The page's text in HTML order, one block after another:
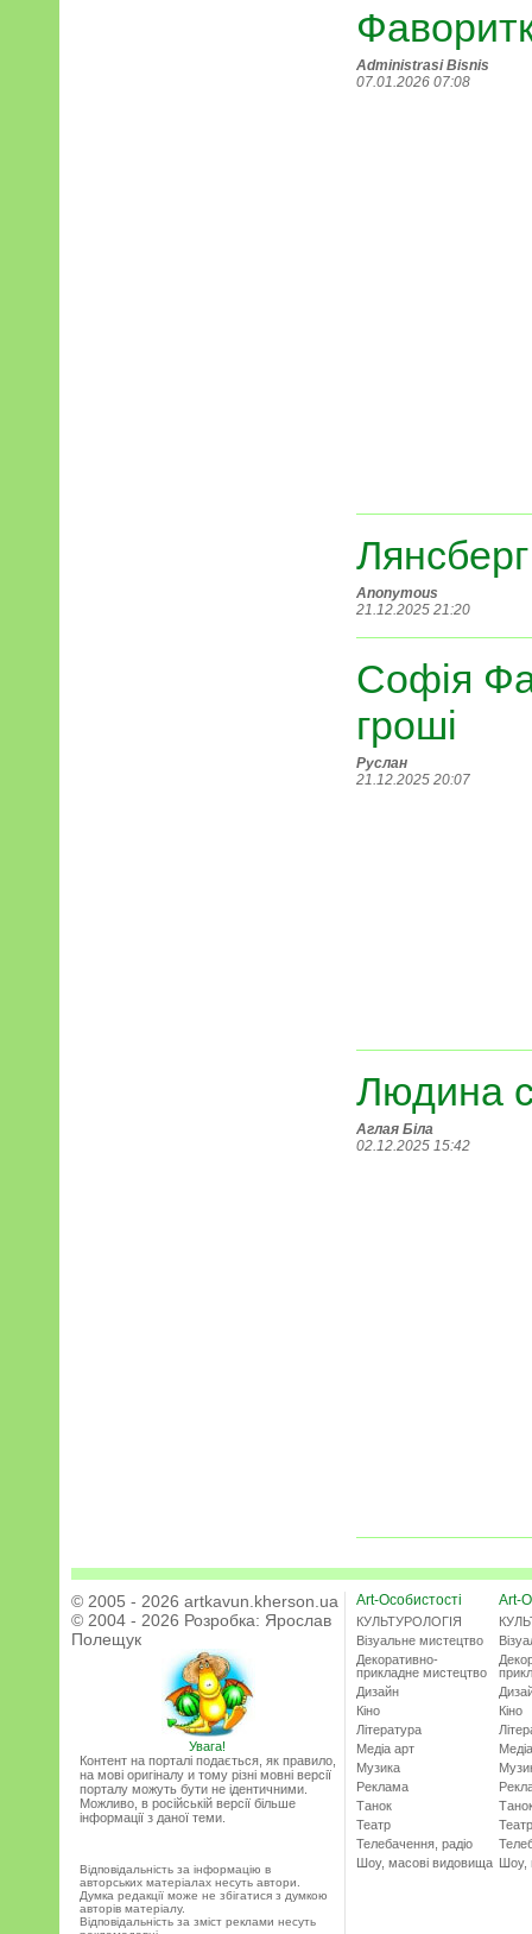
Administrasi Bisnis
07.01.2026 07:08
Anonymous
21.12.2025 21:20
Софія
гроші
Руслан
21.12.2025 20:07
Людина
Аглая Біла
02.12.2025 15:42
© 2005 - 2026 artkavun.kherson.ua
© 2004 - 2026 Розробка: Ярослав
Полещук
Увага!
Контент на порталі подається, як правило,
на мові оригіналу и тому різні мовні версії
порталу можуть бути не ідентичними.
Можливо, в російській версії більше
інформації з даної теми.
Відповідальність за інформацію в
авторських матеріалах несуть автори.
Думка редакції може не збігатися з думкою
авторів матеріалу.
Відповідальність за зміст реклами несуть
Art-Особистості
КУЛЬТУРОЛОГІЯ
Візуальне мистецтво
Декоративно-
прикладне мистецтво
Дизайн
Кіно
Література
Медіа арт
Музика
Реклама
Танок
Театр
Телебачення, радіо
Шоу, масові видовища
Art-
Кіно
Театр
Шоу,